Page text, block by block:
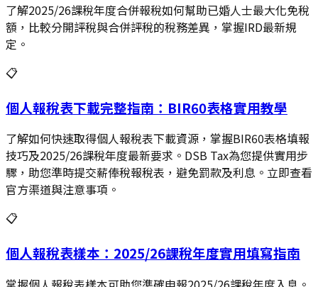
了解2025/26課稅年度合併報稅如何幫助已婚人士最大化免稅
額，比較分開評稅與合併評稅的稅務差異，掌握IRD最新規
定。
📋
個人報稅表下載完整指南：BIR60表格實用教學
了解如何快速取得個人報稅表下載資源，掌握BIR60表格填報
技巧及2025/26課稅年度最新要求。DSB Tax為您提供實用步
驟，助您準時提交薪俸稅報稅表，避免罰款及利息。立即查看
官方渠道與注意事項。
📋
個人報稅表樣本：2025/26課稅年度實用填寫指南